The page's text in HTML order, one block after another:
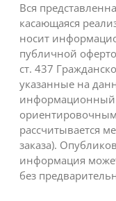
Вся
касающаяся
носит
публичной
ст. 437
указанные на
информационный
рассчитывается
заказа).
информация
без